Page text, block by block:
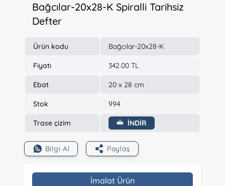
Bağcılar-20x28-K Spiralli Tarihsiz
Defter
Ürün kodu Bağcılar-20x28-K
Fiyatı 342.00 TL
Ebat 20 x 28 cm
Stok 994
Trase çizim İNDİR
Bilgi Al Paylaş
İmalat Ürün